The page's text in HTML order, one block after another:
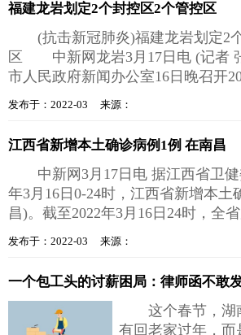
福建龙岩划定2个封控区2个管控区
(抗击新冠肺炎)福建龙岩划定2
区 中新网龙岩3月17日电 (记者
市人民政府新闻办公室16日晚召开
发布于：2022-03 来源：
江西省新增本土确诊病例1例 在南昌
中新网3月17日电 据江西省卫健
年3月16日0-24时，江西省新增本土
昌)。截至2022年3月16日24时，全
发布于：2022-03 来源：
一个包工头的讨薪困局：律师函不敢
这个春节，湖
有回老家过年，